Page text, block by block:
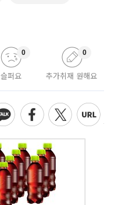
슬퍼요
0
추가취재 원해요
0